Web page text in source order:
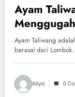
Ayam
Lombok
Ayam Taliwang
berasal dari
Aliya 0